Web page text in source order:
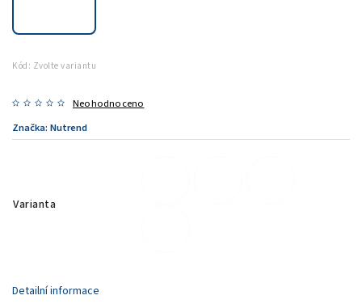
Kód: Zvolte variantu
Neohodnoceno
Značka: Nutrend
Varianta
Detailní informace